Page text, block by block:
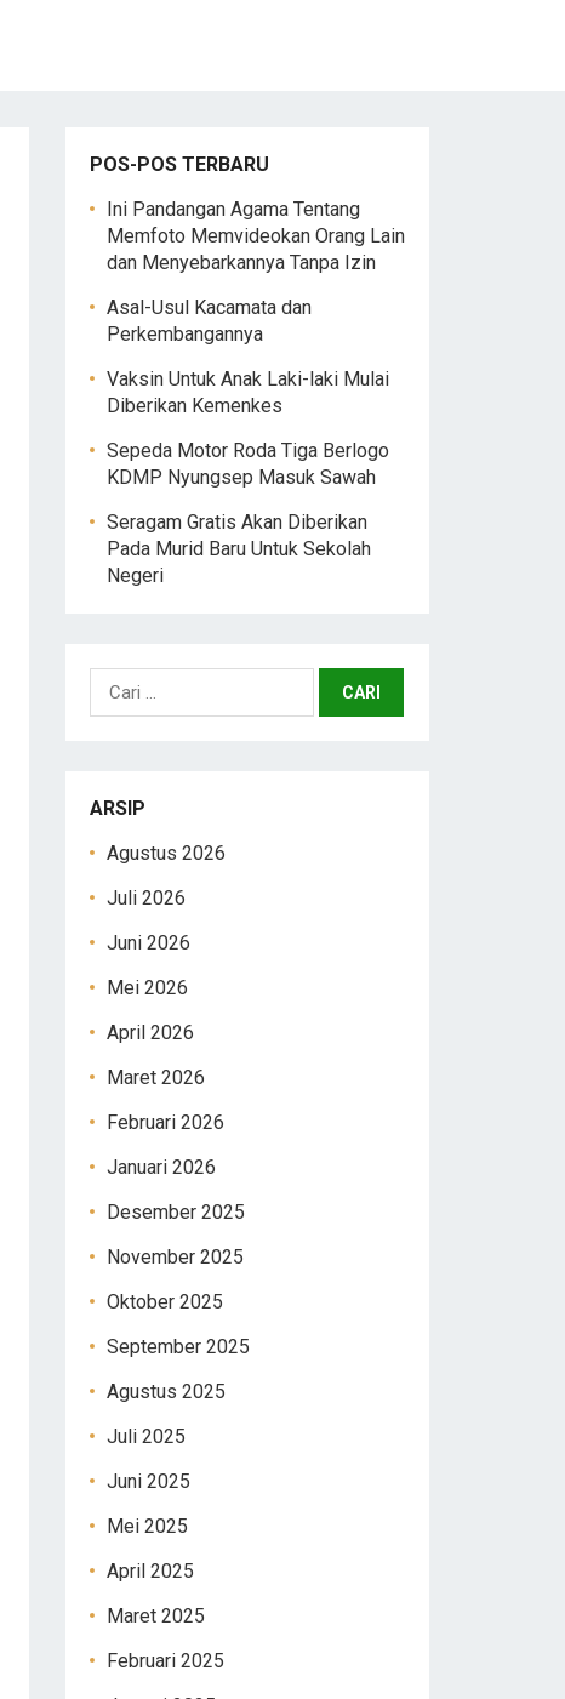
POS-POS TERBARU
Ini Pandangan Agama Tentang
Memfoto Memvideokan Orang Lain
dan Menyebarkannya Tanpa Izin
Asal-Usul Kacamata dan
Perkembangannya
Vaksin Untuk Anak Laki-laki Mulai
Diberikan Kemenkes
Sepeda Motor Roda Tiga Berlogo
KDMP Nyungsep Masuk Sawah
Seragam Gratis Akan Diberikan
Pada Murid Baru Untuk Sekolah
Negeri
Cari
untuk:
ARSIP
Agustus 2026
Juli 2026
Juni 2026
Mei 2026
April 2026
Maret 2026
Februari 2026
Januari 2026
Desember 2025
November 2025
Oktober 2025
September 2025
Agustus 2025
Juli 2025
Juni 2025
Mei 2025
April 2025
Maret 2025
Februari 2025